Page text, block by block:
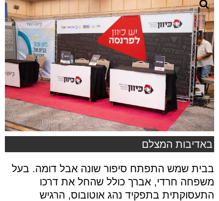
באדיבות המצלם
בבית שמש התפתח סיפור שונה אבל דומה. בעל
משפחה חרדי, אברך כולל שהחל את דרכו
התעסוקתית בתפקיד נהג אוטובוס, הרגיש